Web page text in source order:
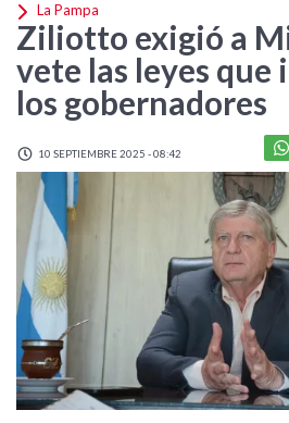
La Pampa
Ziliotto exigió a
vete las leyes que
los gobernadores
10 SEPTIEMBRE 2025 - 08:42